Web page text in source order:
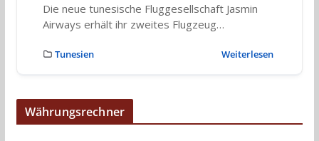
Die neue tunesische Fluggesellschaft Jasmin
Airways erhält ihr zweites Flugzeug…
Tunesien Weiterlesen
Währungsrechner